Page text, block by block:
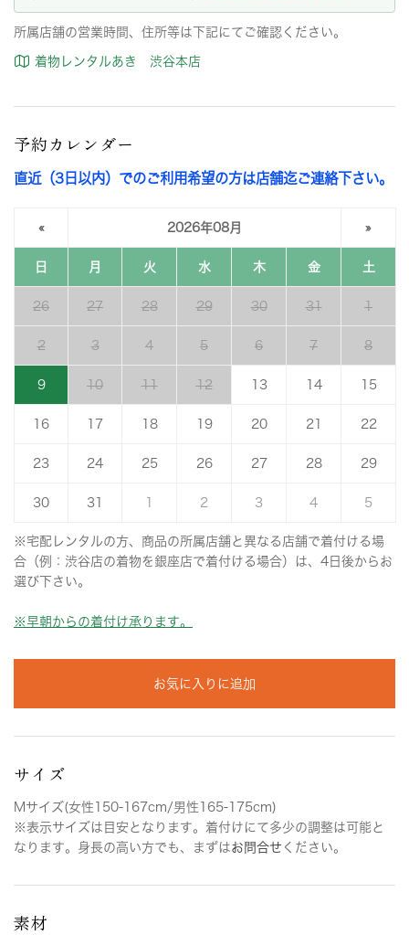
所属店舗の営業時間、住所等は下記にてご確認ください。
着物レンタルあき 渋谷本店
予約カレンダー
直近（3日以内）でのご利用希望の方は店舗迄ご連絡下さい。
« 2026年08月 »
日 月 火 水 木 金 土
26 27 28 29 30 31 1
2 3 4 5 6 7 8
9 10 11 12 13 14 15
16 17 18 19 20 21 22
23 24 25 26 27 28 29
30 31 1 2 3 4 5
※宅配レンタルの方、商品の所属店舗と異なる店舗で着付ける場
合（例：渋谷店の着物を銀座店で着付ける場合）は、4日後からお
選び下さい。
※早朝からの着付け承ります。
お気に入りに追加
サイズ
Mサイズ(女性150-167cm/男性165-175cm)
※表示サイズは目安となります。着付けにて多少の調整は可能と
なります。身長の高い方でも、まずはお問合せ ください。
素材